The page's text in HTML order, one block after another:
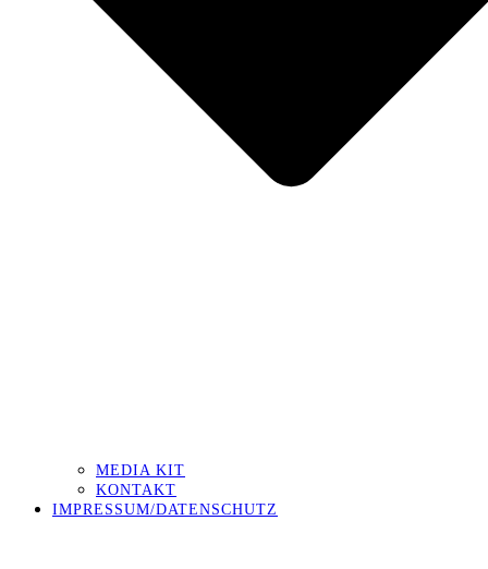
MEDIA KIT
KONTAKT
IMPRESSUM/DATENSCHUTZ